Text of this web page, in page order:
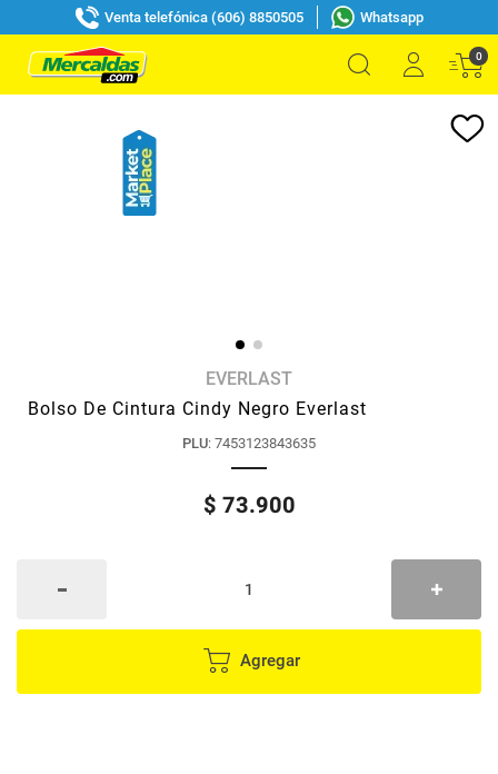
Venta telefónica (606) 8850505 Whatsapp
0
EVERLAST
Bolso De Cintura Cindy Negro Everlast
PLU: 7453123843635
$ 73.900
Agregar